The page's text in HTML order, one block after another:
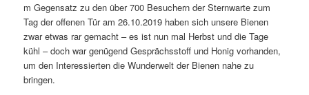
m Gegensatz zu den über 700 Besuchern der Sternwarte zum
Tag der offenen Tür am 26.10.2019 haben sich unsere Bienen
zwar etwas rar gemacht – es ist nun mal Herbst und die Tage
kühl – doch war genügend Gesprächsstoff und Honig vorhanden,
um den Interessierten die Wunderwelt der Bienen nahe zu
bringen.